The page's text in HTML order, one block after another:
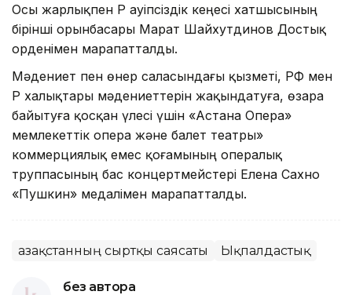
Осы жарлықпен ҚР Қауіпсіздік кеңесі хатшысының
бірінші орынбасары Марат Шайхутдинов Достық
орденімен марапатталды.
Мәдениет пен өнер саласындағы қызметі, РФ мен
ҚР халықтары мәдениеттерін жақындатуға, өзара
байытуға қосқан үлесі үшін «Астана Опера»
мемлекеттік опера және балет театры»
коммерциялық емес қоғамының опералық
труппасының бас концертмейстері Елена Сахно
«Пушкин» медалімен марапатталды.
Қазақстанның сыртқы саясаты Ықпалдастық
без автора